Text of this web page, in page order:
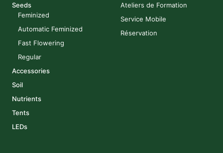
Seeds
Feminized
Automatic Feminized
Fast Flowering
Regular
Accessories
Soil
Nutrients
Tents
LEDs
Ateliers de Formation
Service Mobile
Réservation